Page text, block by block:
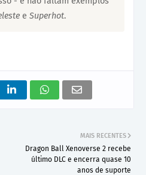
e Superhot.
MAIS RECENTES
Dragon Ball Xenoverse 2 recebe
último DLC e encerra quase 10
anos de suporte